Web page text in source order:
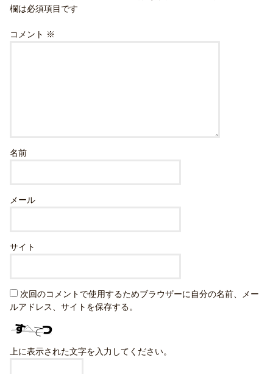
欄は必須項目です
コメント ※
名前
メール
サイト
次回のコメントで使用するためブラウザーに自分の名前、メー
ルアドレス、サイトを保存する。
上に表示された文字を入力してください。